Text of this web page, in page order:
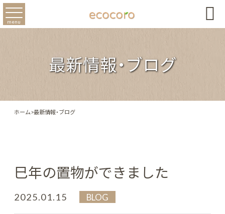
menu 
最新情報・ブログ
ホーム>最新情報・ブログ
巳年の置物ができました
2025.01.15 BLOG